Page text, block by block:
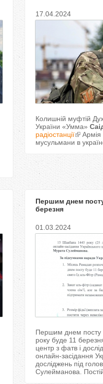
17.04.2024
Колишній муфтій
України «Умма»
радіостанції
Армія
мусульмани в
Першим днем
березня
01.03.2024
Першим днем посту
року буде 11
центр з фатв і
онлайн-засідання
досліджень під
Сулейманова.